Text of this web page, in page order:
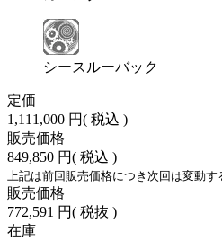
シースルーバック
定価
1,111,000 円( 税込 )
販売価格
849,850 円( 税込 )
上記は前回販売価格につき次回は変動す
販売価格
772,591 円( 税抜 )
在庫